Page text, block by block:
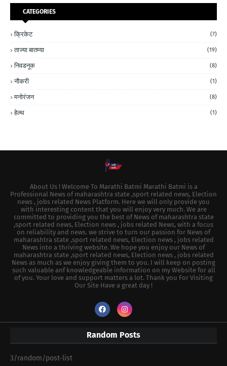
CATEGORIES
क्रिकेट (7)
ताज्या बातम्या (19)
निवडनूक (8)
नौकरी (1)
मनोरंजन (8)
हेल्थ (1)
About Us ! Welcome To Marathi Batmi Marathi Batmi is a
Professional News of maharashtra state ,sport related news, Election
news , jobs related News Platform. Here we will only provide you
with interesting content that you will enjoy very much. We are
committed to providing you the best of News of maharashtra state
,sport related news, Election news , jobs related News, with a focus
on reliability and news. we strive to turn our passion for News of
maharashtra state ,sport related news, Election news , jobs related
News into a thriving website. We hope you enjoy our News of
maharashtra state ,sport related news, Election news , jobs related
News as much as we enjoy giving them to you. I will keep on posting
such valuable anf knowledgeable information on my Website for all
of you. Your love and support matters a lot. Thank you For Visiting
Our Site Have a great day !
Random Posts
3/random/post-list